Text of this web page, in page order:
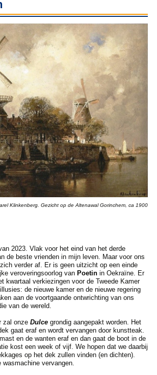
Klinkenberg. Gezicht op de Altenawal Gorinchem, ca 1900
2023. Vlak voor het eind van het derde
de beste vrienden in mijn leven. Maar voor ons
verder af. Er is geen uitzicht op een einde
veroveringsoorlog van Poetinin Oekraïne. Er
kwartaal verkiezingen voor de Tweede Kamer
de nieuwe kamer en de nieuwe regering
aan de voortgaande ontwrichting van ons
van de wereld.
zal onze Dulcegrondig aangepakt worden. Het
gaat eraf en wordt vervangen door kunstteak.
en de wanten eraf en dan gaat de boot in de
kost een week of vijf. We hopen dat we daarbij
op het dek zullen vinden (en dichten).
vervangen.